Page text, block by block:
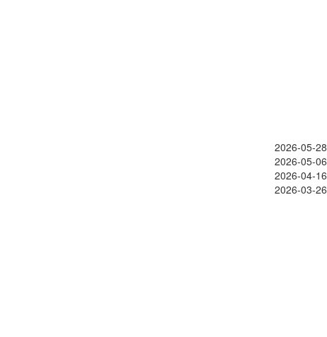
2026-05-28
2026-05-06
2026-04-16
2026-03-26